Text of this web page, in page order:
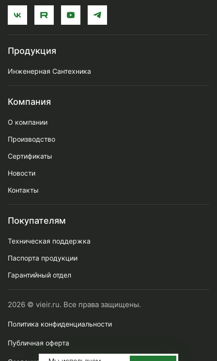
Продукция
Инженерная Сантехника
Компания
О компании
Производство
Сертификаты
Новости
Контакты
Покупателям
Техническая поддержка
Паспорта продукции
Гарантийный отдел
2026 © vieir.ru. Все права защищены.
Политика конфиденциальности
Публичная оферта